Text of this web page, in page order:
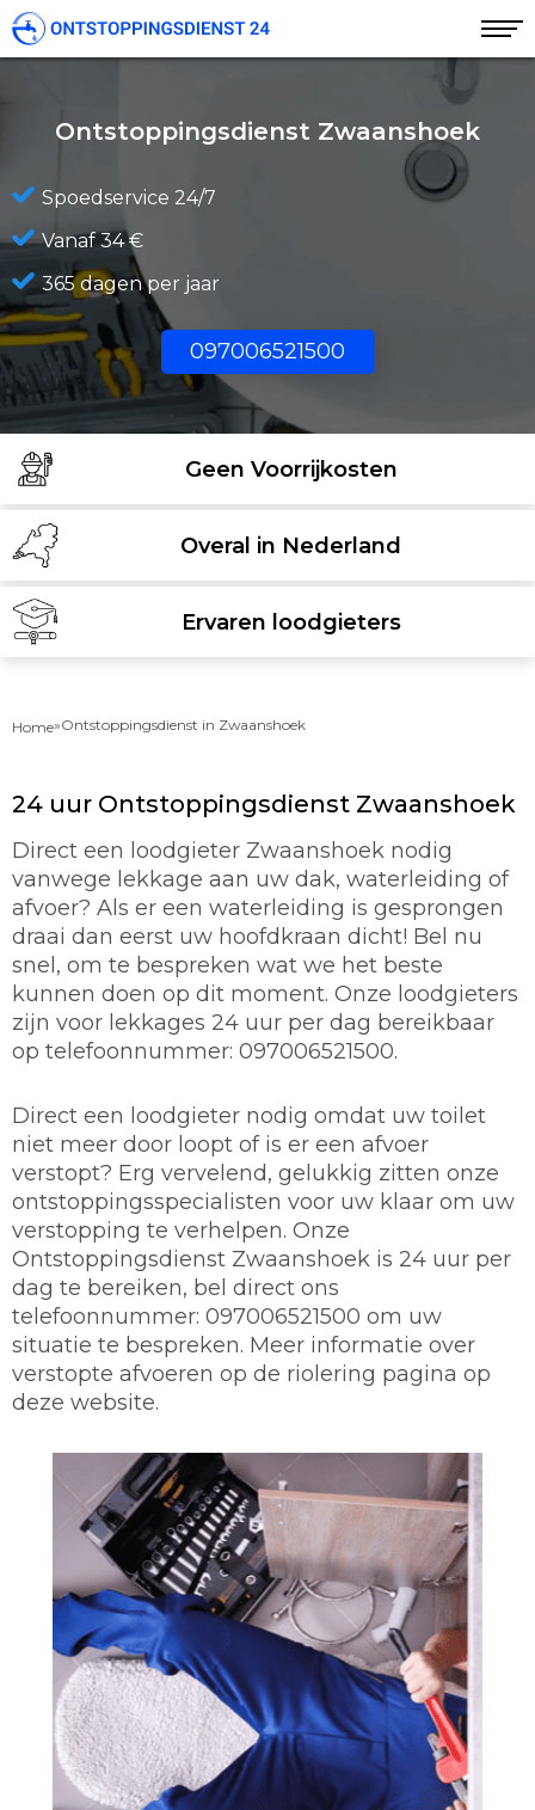
Ontstoppingsdienst Zwaanshoek
Spoedservice 24/7
Vanaf 34 €
365 dagen per jaar
097006521500
Geen Voorrijkosten
Overal in Nederland
Ervaren loodgieters
Home»Ontstoppingsdienst in Zwaanshoek
24 uur Ontstoppingsdienst Zwaanshoek
Direct een loodgieter Zwaanshoek nodig
vanwege lekkage aan uw dak, waterleiding of
afvoer? Als er een waterleiding is gesprongen
draai dan eerst uw hoofdkraan dicht! Bel nu
snel, om te bespreken wat we het beste
kunnen doen op dit moment. Onze loodgieters
zijn voor lekkages 24 uur per dag bereikbaar
op telefoonnummer: 097006521500.
Direct een loodgieter nodig omdat uw toilet
niet meer door loopt of is er een afvoer
verstopt? Erg vervelend, gelukkig zitten onze
ontstoppingsspecialisten voor uw klaar om uw
verstopping te verhelpen. Onze
Ontstoppingsdienst Zwaanshoek is 24 uur per
dag te bereiken, bel direct ons
telefoonnummer: 097006521500 om uw
situatie te bespreken. Meer informatie over
verstopte afvoeren op de riolering pagina op
deze website.